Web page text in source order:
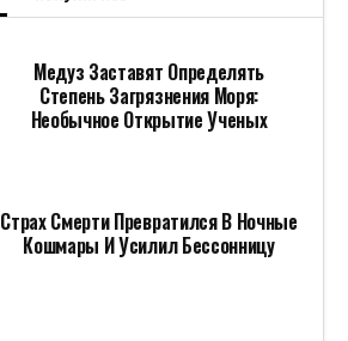
Медуз Заставят Определять
Степень Загрязнения Моря:
Необычное Открытие Ученых
Страх Смерти Превратился В Ночные
Кошмары И Усилил Бессонницу